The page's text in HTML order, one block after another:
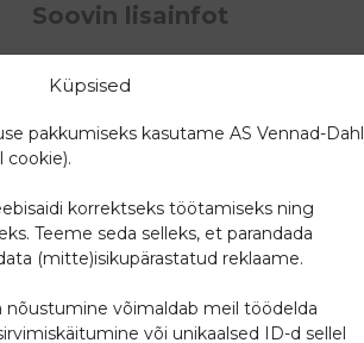
Küpsised
pakkumiseks kasutame AS Vennad-Dahl
cookie).
korrektseks töötamiseks ning
Teeme seda selleks, et parandada
(mitte)isikupärastatud reklaame.
võimaldab meil töödelda
või unikaalsed ID-d sellel
Soovin lisainfot
teras